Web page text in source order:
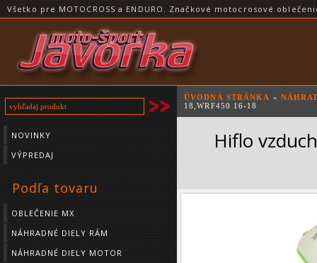
Všetko pre MOTOCROSS a ENDURO. Značkové motocrosové
NOVINKY
VÝPREDAJ
Podľa tovaru
OBLEČENIE MX
NÁHRADNÉ DIELY RÁM
NÁHRADNÉ DIELY MOTOR
ÚVODNÁ STRÁNKA »
18,WRF450 16-18
Hiflo